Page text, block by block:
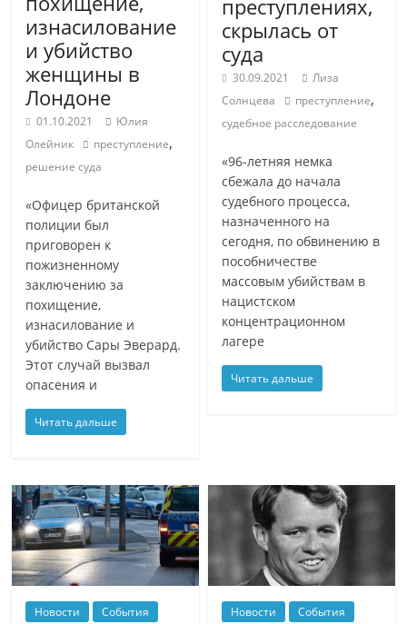
изнасилование
и убийство
женщины в
Лондоне
01.10.2021
Юлия
Олейник
преступление,
решение суда
«Офицер британской
полиции был
приговорен к
пожизненному
заключению за
похищение,
изнасилование и
убийство Сары Эверард.
Этот случай вызвал
опасения и
Читать дальше
преступлениях,
скрылась от
суда
30.09.2021
Лиза
Солнцева
преступление,
судебное расследование
«96-летняя немка
сбежала до начала
судебного процесса,
назначенного на
сегодня, по обвинению в
пособничестве
массовым убийствам в
нацистском
концентрационном
лагере
Читать дальше
Новости События Новости События